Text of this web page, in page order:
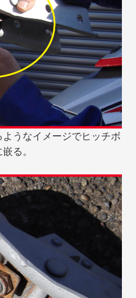
うなイメージでヒッチボ
る。